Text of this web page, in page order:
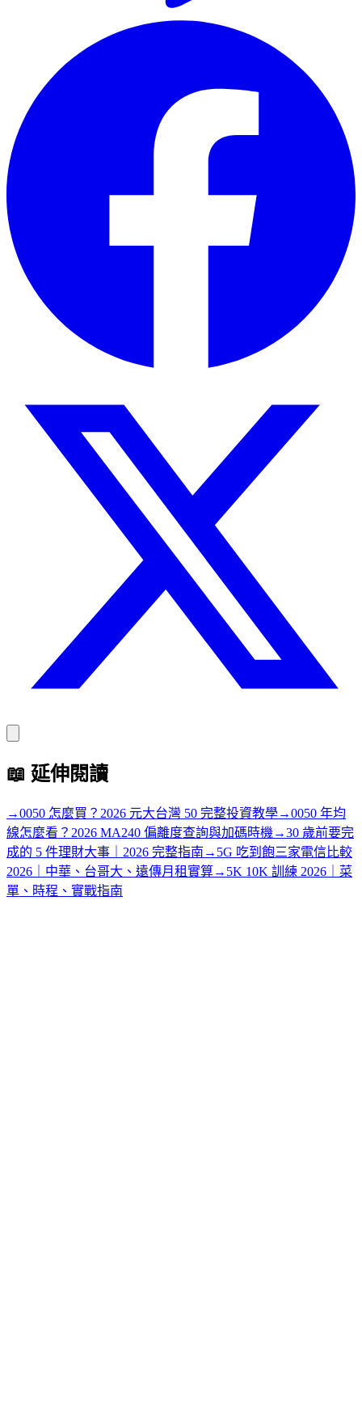
📖 延伸閱讀
→0050 怎麼買？2026 元大台灣 50 完整投資教學→0050 年均
線怎麼看？2026 MA240 偏離度查詢與加碼時機 →30 歲前要完
成的 5 件理財大事｜2026 完整指南 → 5G 吃到飽三家電信比較
2026｜中華、台哥大、遠傳月租實算→ 5K 10K 訓練 2026｜菜
單、時程、實戰指南